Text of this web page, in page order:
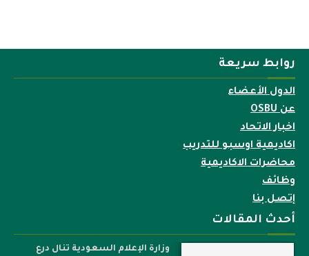
روابط سريعة
الدول الأعضاء
عن OSBU
اخبار الاتحاد
اكاديمية اوسبو للتدريب
محاضرات الاكاديمية
وظائف
إتصل بنا
أحدث المقالات
وزارة الإعلام السعودية تنال درع